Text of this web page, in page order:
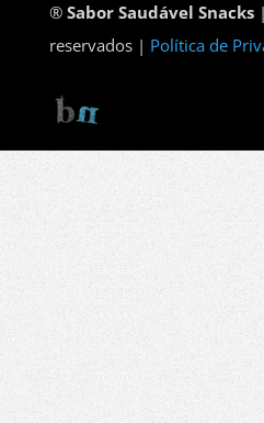
® Sabor Saudável Snacks
reservados | Política de